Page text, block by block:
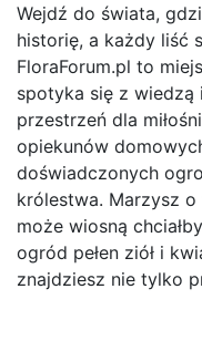
Wejdź do świata,
historię, a każdy liść
FloraForum.pl to
spotyka się z
przestrzeń dla
opiekunów
doświadczonych
królestwa. Marzysz o
może wiosną
ogród pełen ziół i
znajdziesz nie tylko